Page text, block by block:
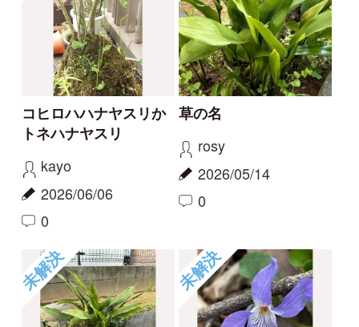
未解決
この花の名前を知りた
い
partners
2026/04/01
1 1
未解決
何という植物でしょ
2025/11/16
6
もっとみる